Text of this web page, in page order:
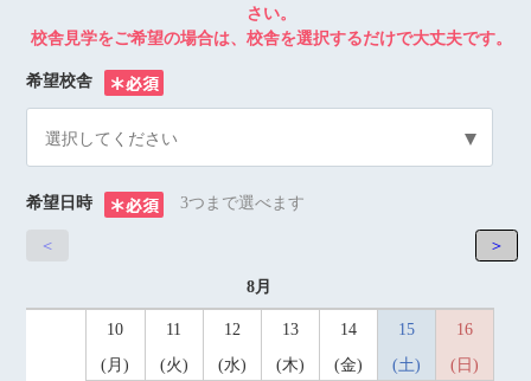
さい。
校舎見学をご希望の場合は、校舎を選択するだけで大丈夫です。
希望校舎
選択してください
希望日時 3つまで選べます
＞
＜
8月
10 11 12 13 14 15
16
月
火 水 木 金 土
日